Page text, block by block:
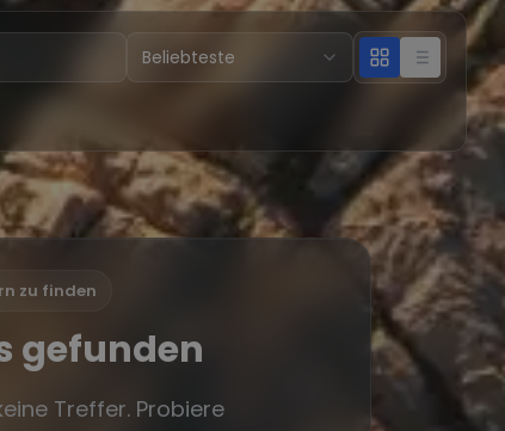
zu finden
gefunden
Treffer. Probiere